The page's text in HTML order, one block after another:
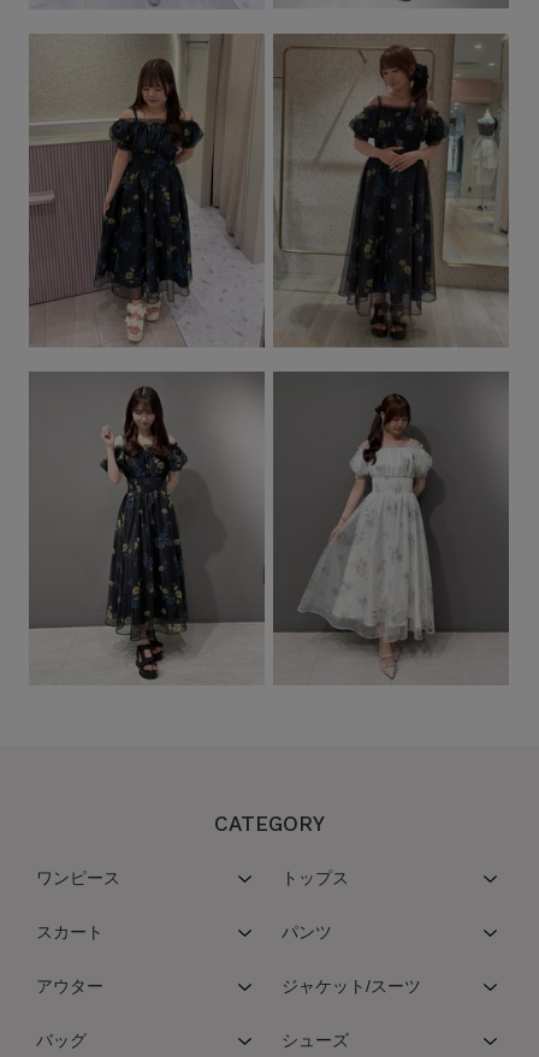
CATEGORY
ワンピース トップス
スカート パンツ
アウター ジャケット/スーツ
バッグ シューズ